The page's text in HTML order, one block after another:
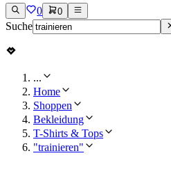
0 0
Suche
...
Home
Shoppen
Bekleidung
T-Shirts & Tops
"trainieren"